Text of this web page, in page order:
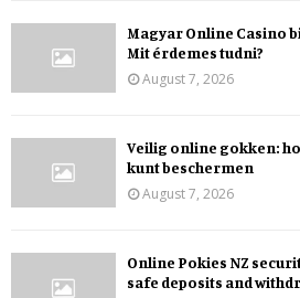
Magyar Online Casino
Mit érdemes tudni?
August 7, 2026
Veilig online gokken:
kunt beschermen
August 7, 2026
Online Pokies NZ
safe deposits and